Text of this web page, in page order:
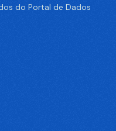
do Portal de Dados